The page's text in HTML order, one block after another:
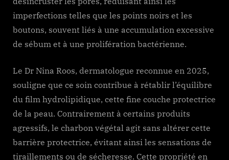
imperfections telles que les points noirs et les
boutons, souvent liés à une accumulation excessive
de sébum et à une prolifération bactérienne.
Le Dr Nina Roos, dermatologue reconnue en 2025,
souligne que ce soin contribue à rétablir l’équilibre
du film hydrolipidique, cette fine couche protectrice
de la peau. Contrairement à certains produits
agressifs, le charbon végétal agit sans altérer cette
barrière protectrice, évitant ainsi les sensations de
tiraillements ou de sécheresse. Cette propriété en